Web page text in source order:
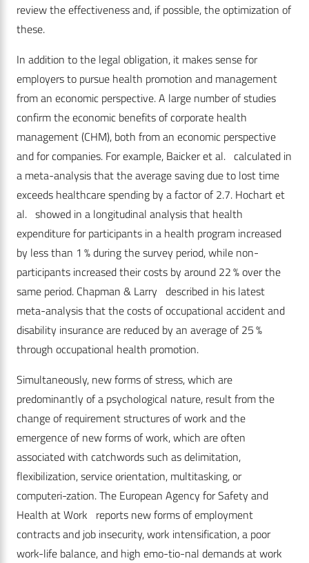
review the effectiveness and, if possible, the optimization of
these.
In addition to the legal obligation, it makes sense for
employers to pursue health promotion and management
from an economic perspective. A large number of studies
confirm the economic benefits of corporate health
management (CHM), both from an economic perspective
and for companies. For example, Baicker et al. calculated in
a meta-analysis that the average saving due to lost time
exceeds healthcare spending by a factor of 2.7. Hochart et
al. showed in a longitudinal analysis that health
expenditure for participants in a health program increased
by less than 1 % during the survey period, while non-
participants increased their costs by around 22 % over the
same period. Chapman & Larry described in his latest
meta-analysis that the costs of occupational accident and
disability insurance are reduced by an average of 25 %
through occupational health promotion.
Simultaneously, new forms of stress, which are
predominantly of a psychological nature, result from the
change of requirement structures of work and the
emergence of new forms of work, which are often
associated with catchwords such as delimitation,
flexibilization, service orientation, multitasking, or
computeri-zation. The European Agency for Safety and
Health at Work reports new forms of employment
contracts and job insecurity, work intensification, a poor
work-life balance, and high emo-tio-nal demands at work